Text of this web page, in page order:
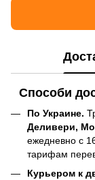
Способи
По Украине.
Деливери,
ежедневно с
тарифам
Курьером к